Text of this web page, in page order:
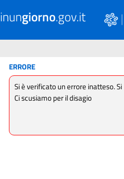
inungiorno.gov.it
ERRORE
Si è verificato un errore inatteso.
Ci scusiamo per il disagio